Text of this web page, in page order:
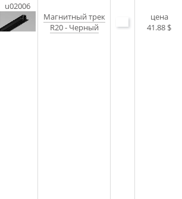
u02006
Магнитный трек
R20 - Черный
цена
41.88 $